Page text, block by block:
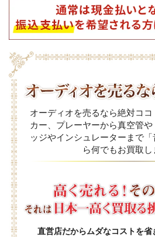
オーディオを売るなら絶対コ
カー、プレーヤーから真空管
ッジやインシュレーターまで
ら何でもお買取し
直営店だからムダなコストを省